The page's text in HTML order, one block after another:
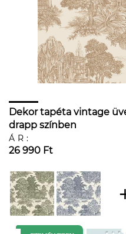
Dekor tapéta vintage
drapp színben
ÁR:
26 990 Ft